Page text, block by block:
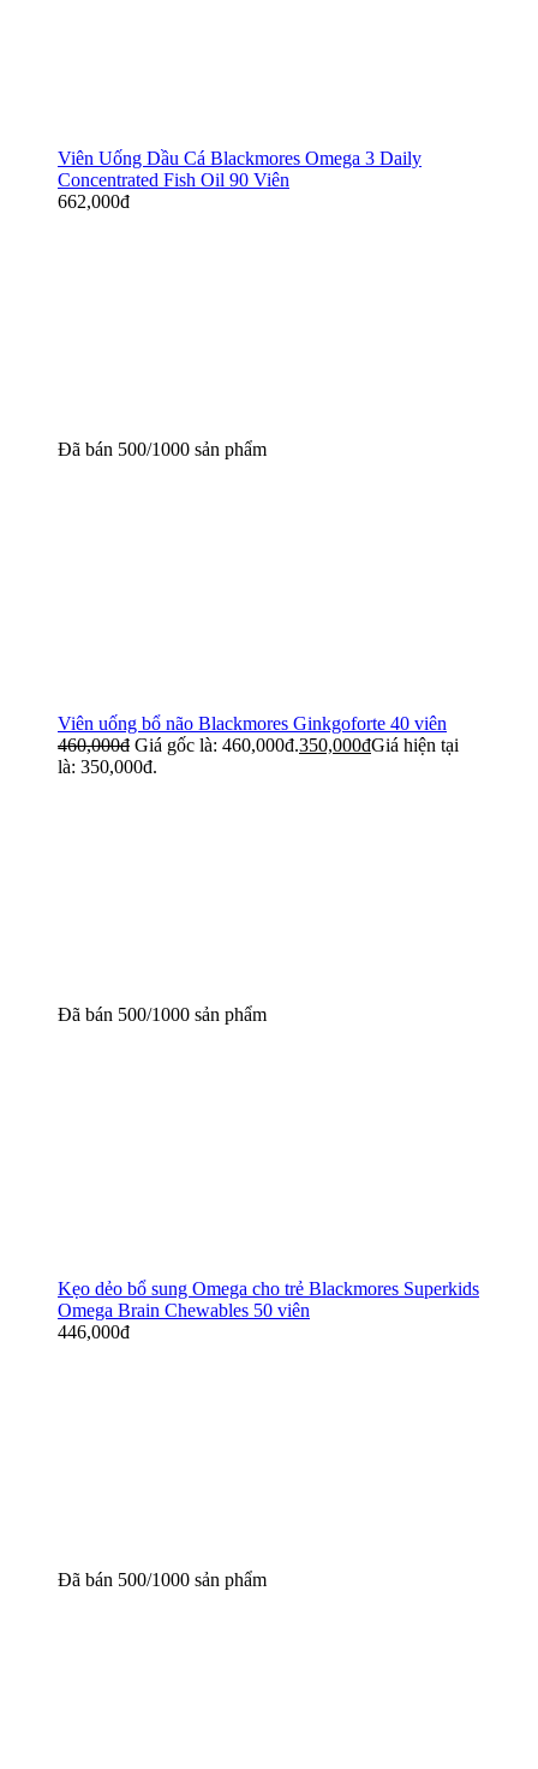
Viên Uống Dầu Cá Blackmores Omega 3 Daily
Concentrated Fish Oil 90 Viên
662,000đ
Đã bán 500/1000 sản phẩm
Viên uống bổ não Blackmores Ginkgoforte 40 viên
460,000đ Giá gốc là: 460,000đ.350,000đGiá hiện tại
là: 350,000đ.
Đã bán 500/1000 sản phẩm
Kẹo dẻo bổ sung Omega cho trẻ Blackmores Superkids
Omega Brain Chewables 50 viên
446,000đ
Đã bán 500/1000 sản phẩm